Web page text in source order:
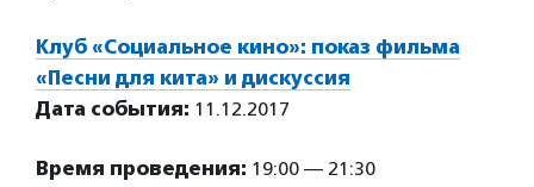
Клуб «Социальное кино»: показ фильма
«Песни для кита» и дискуссия
Дата события: 11.12.2017
Время проведения: 19:00 — 21:30